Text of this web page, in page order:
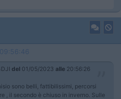
09:56:46
del 01/05/2023 alle 20:56:26
sono belli, fattibilissimi, percorsi
, il secondo è chiuso in inverno. Sulle